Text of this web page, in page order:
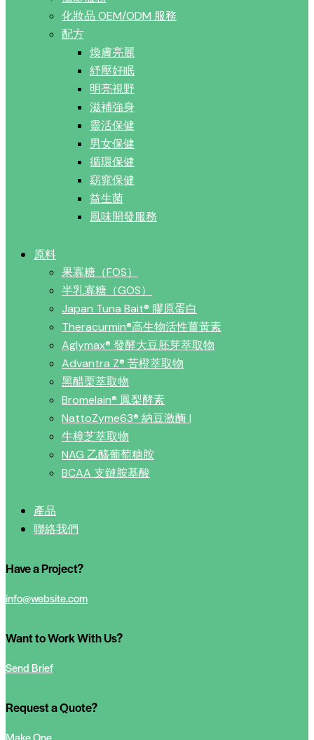
化妝品 OEM/ODM 服務
配方
煥膚亮麗
紓壓好眠
明亮視野
滋補強身
靈活保健
男女保健
循環保健
窈窕保健
益生菌
風味開發服務
原料
果寡糖（FOS）
半乳寡糖（GOS）
Japan Tuna Bait® 膠原蛋白
Theracurmin®高生物活性薑黃素
Aglymax® 發酵大豆胚芽萃取物
Advantra Z® 苦橙萃取物
黑醋栗萃取物
Bromelain® 鳳梨酵素
NattoZyme63® 納豆激酶 |
牛樟芝萃取物
NAG 乙醯葡萄糖胺
BCAA 支鏈胺基酸
產品
聯絡我們
Have a Project?
info@website.com
Want to Work With Us?
Send Brief
Request a Quote?
Make One